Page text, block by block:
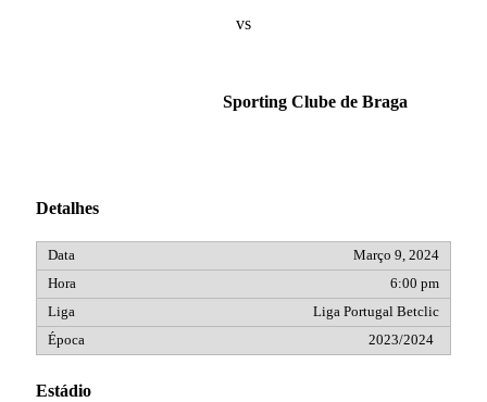
vs
Sporting Clube de Braga
Detalhes
Março 9, 2024
6:00 pm
Liga Portugal Betclic
2023/2024
Estádio